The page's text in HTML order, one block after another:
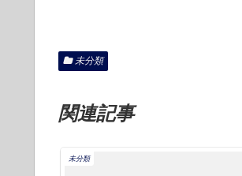
未分類
関連記事
未分類